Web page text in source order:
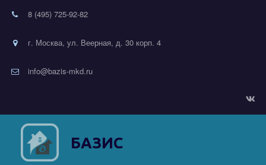
8 (495) 725-92-82
г. Москва, ул. Веерная, д. 30 корп. 4
info@bazis-mkd.ru
БАЗИС